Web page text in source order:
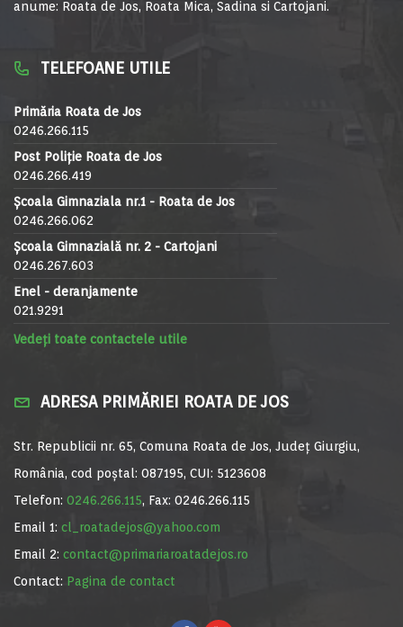
anume: Roata de Jos, Roata Mica, Sadina si Cartojani.
TELEFOANE UTILE
Primăria Roata de Jos
0246.266.115
Post Poliție Roata de Jos
0246.266.419
Școala Gimnaziala nr.1 - Roata de Jos
0246.266.062
Școala Gimnazială nr. 2 - Cartojani
0246.267.603
Enel - deranjamente
021.9291
Vedeți toate contactele utile
ADRESA PRIMĂRIEI ROATA DE JOS
Str. Republicii nr. 65, Comuna Roata de Jos, Județ Giurgiu,
România, cod poștal: 087195, CUI: 5123608
Telefon: 0246.266.115, Fax: 0246.266.115
Email 1: cl_roatadejos@yahoo.com
Email 2: contact@primariaroatadejos.ro
Contact: Pagina de contact